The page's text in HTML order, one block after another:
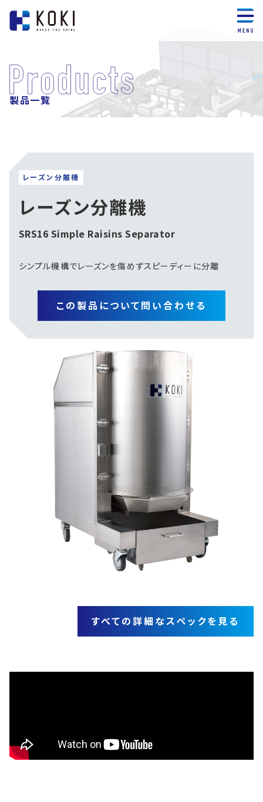
製品一覧
レーズン分離機
レーズン分離機
SRS16 Simple Raisins Separator
シンプル機構でレーズンを傷めずスピーディーに分離
この製品について問い合わせる
すべての詳細なスペックを見る